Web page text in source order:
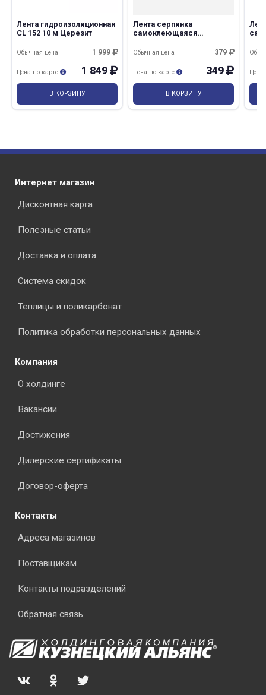
Лента гидроизоляционная
CL 152 10 м Церезит
1 999
Обычная цена
1 849
Цена по карте
В КОРЗИНУ
Лента серпянка
самоклеющаяся
379
Обычная цена
349
Цена по карте
В КОРЗИНУ
Цена
Интернет магазин
Дисконтная карта
Полезные статьи
Доставка и оплата
Система скидок
Теплицы и поликарбонат
Политика обработки персональных данных
Компания
О холдинге
Вакансии
Достижения
Дилерские сертификаты
Договор-оферта
Контакты
Адреса магазинов
Поставщикам
Контакты подразделений
Обратная связь